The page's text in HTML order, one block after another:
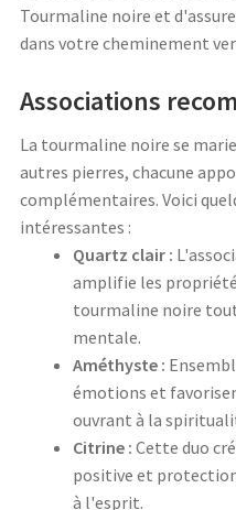
Tourmaline noire et
dans votre cheminement
Associations
La tourmaline noire se
autres pierres, chacune
complémentaires. Voici
intéressantes :
Quartz clair :
amplifie les
tourmaline noire
mentale.
Améthyste :
émotions et
ouvrant à la
Citrine : Cette duo
positive et
à l'esprit.